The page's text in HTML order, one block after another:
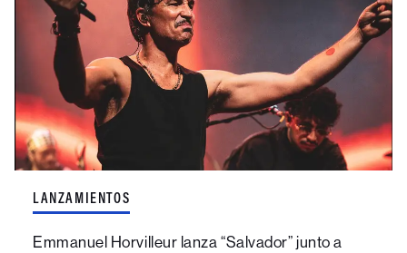
LANZAMIENTOS
Emmanuel Horvilleur lanza “Salvador” junto a